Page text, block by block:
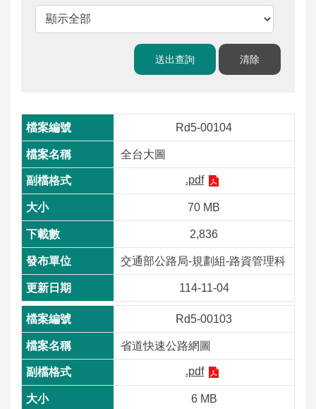
公
告
資
訊
互
動
交
流
數
位
應
用
本
局
Rd5-00104
全台大圖
.pdf
70 MB
2,836
交通部公路局-規劃組-路資管理科
114-11-04
Rd5-00103
省道快速公路網圖
.pdf
6 MB